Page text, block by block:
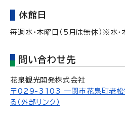
休館日
毎週水・木曜日（5月は無休）※水
問い合わせ先
花泉観光開発株式会社
〒029-3103 一関市花泉町老
る（外部リンク）